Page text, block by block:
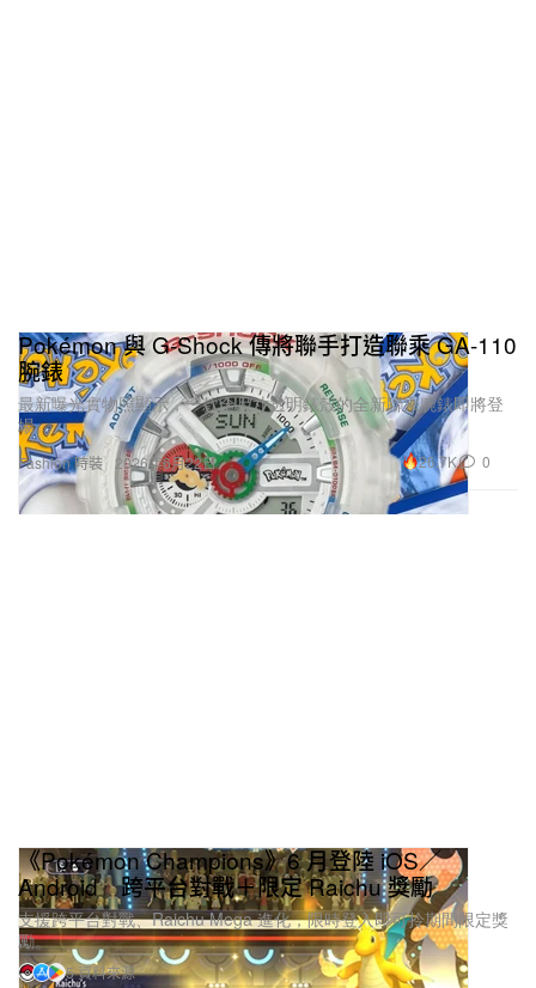
Fashion 時裝
Pokémon 與 G-Shock 傳將聯手打造聯乘 GA-110
腕錶
最新曝光實物照顯示，一款全尺寸透明錶殼的全新聯乘腕錶即將登
場。
2026年6月22日 26.7K 0
《Pokémon Champions》6 月登陸 iOS／
Android 跨平台對戰＋限定 Raichu 獎勵
支援跨平台對戰、Raichu Mega 進化，限時登入即可拎期間限定獎
勵。
5 資料來源